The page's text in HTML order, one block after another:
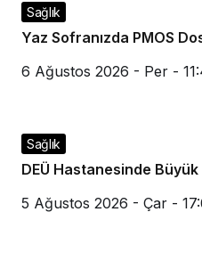
Sağlık
Yaz Sofranızda PMOS
6 Ağustos 2026 - Per -
Sağlık
DEÜ Hastanesinde
5 Ağustos 2026 - Çar -